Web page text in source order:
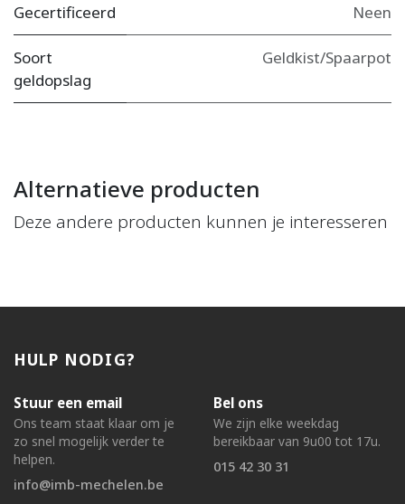
Gecertificeerd Neen
Soort
geldopslag
Geldkist/Spaarpot
Alternatieve producten
Deze andere producten kunnen je interesseren
HULP NODIG?
Stuur een email
Ons team staat klaar om je
zo snel mogelijk verder te
helpen.
info@imb-mechelen.be
Bel ons
We zijn elke weekdag
bereikbaar van 9u00 tot 17u.
015 42 30 31